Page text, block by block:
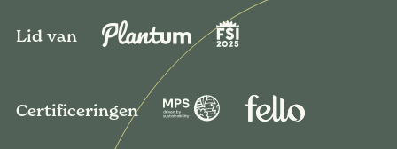
Lid van
Certificeringen